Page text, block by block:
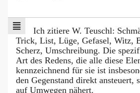
Ich zitiere W. Teuschl:
Trick, List, Lüge, Gefasel, Witz,
Scherz, Umschreibung. Die
Art des Redens, die alle diese
kennzeichnend für sie ist
den Gegenstand direkt ansteuert,
auf Umwegen nähert.